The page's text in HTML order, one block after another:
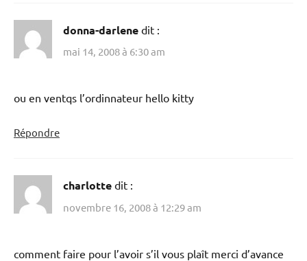
donna-darlene dit :
mai 14, 2008 à 6:30 am
ou en ventqs l’ordinnateur hello kitty
Répondre
charlotte dit :
novembre 16, 2008 à 12:29 am
comment faire pour l’avoir s’il vous plaît merci d’avance